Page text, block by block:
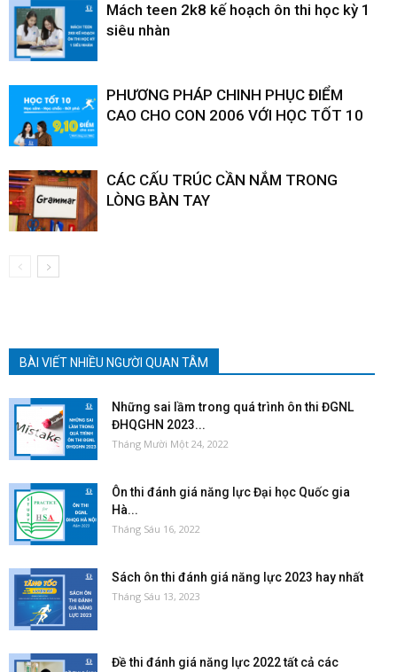
Mách teen 2k8 kế hoạch ôn thi học kỳ 1
siêu nhàn
PHƯƠNG PHÁP CHINH PHỤC ĐIỂM
CAO CHO CON 2006 VỚI HỌC TỐT 10
CÁC CẤU TRÚC CẦN NẮM TRONG
LÒNG BÀN TAY
BÀI VIẾT NHIỀU NGƯỜI QUAN TÂM
Những sai lầm trong quá trình ôn thi ĐGNL
ĐHQGHN 2023...
Tháng Mười Một 24, 2022
Ôn thi đánh giá năng lực Đại học Quốc gia
Hà...
Tháng Sáu 16, 2022
Sách ôn thi đánh giá năng lực 2023 hay nhất
Tháng Sáu 13, 2023
Đề thi đánh giá năng lực 2022 tất cả các